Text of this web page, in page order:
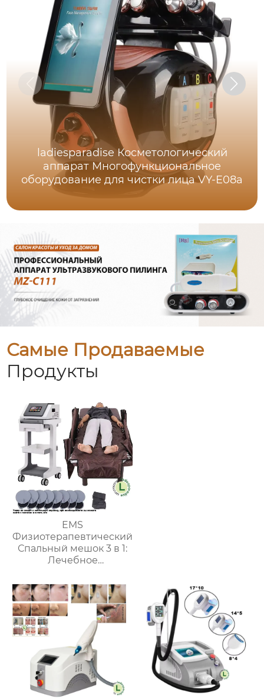
ladiesparadise Косметологический
аппарат Многофункциональное
оборудование для чистки лица VY-E08a
Самые Продаваемые
Продукты
EMS
Физиотерапевтический
Спальный мешок 3 в 1:
Лечебное
Лимфодренажное
Оборудование для
Улучшения
Кровообращения и
Лимфедемы